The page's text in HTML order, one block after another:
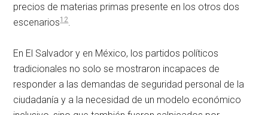
precios de materias primas presente en los otros dos
escenarios12.
En El Salvador y en México, los partidos políticos
tradicionales no solo se mostraron incapaces de
responder a las demandas de seguridad personal de la
ciudadanía y a la necesidad de un modelo económico